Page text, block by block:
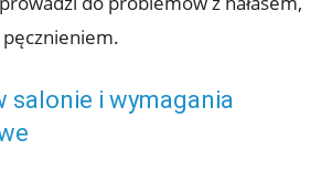
salonie i wymagania